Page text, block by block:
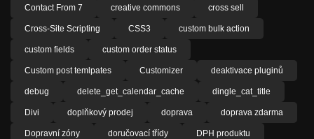
Contact From 7 creative commons cross sell
Cross-Site Scripting CSS3 custom bulk action
custom fields custom order status
Custom post temlpates Customizer deaktivace pluginů
debug delete_get_calendar_cache dingle_cat_title
Divi doplňkový prodej doprava doprava zdarma
Dopravní zóny doručovací třídy DPH produktu